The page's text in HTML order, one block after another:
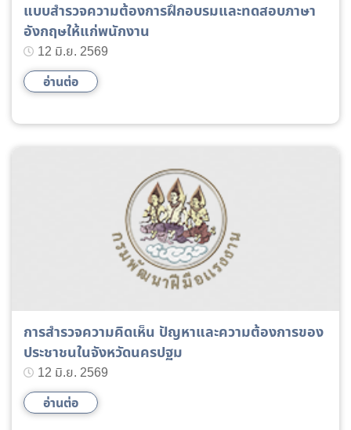
แบบสำรวจความต้องการฝึกอบรมและทดสอบภาษา
อังกฤษให้แก่พนักงาน
12 มิ.ย. 2569
อ่านต่อ
การสำรวจความคิดเห็น ปัญหาและความต้องการของ
ประชาชนในจังหวัดนครปฐม
12 มิ.ย. 2569
อ่านต่อ